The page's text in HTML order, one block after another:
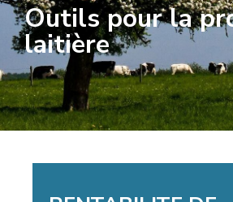
Outils pour la
laitière